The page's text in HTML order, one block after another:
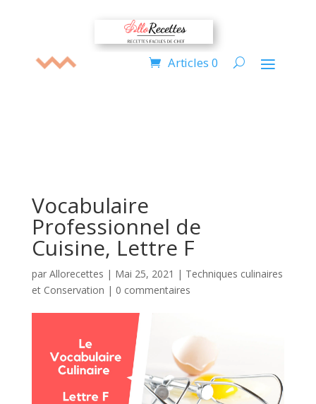
Articles 0
Vocabulaire
Professionnel de
Cuisine, Lettre F
par Allorecettes | Mai 25, 2021 | Techniques culinaires
et Conservation | 0 commentaires